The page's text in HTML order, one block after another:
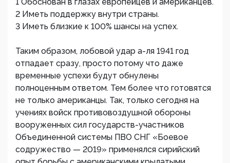
2 Иметь поддержку внутри страны.
3 Иметь близкие к 100% шансы на успех.
Таким образом, лобовой удар а-ля 1941 год
отпадает сразу, просто потому что даже
временные успехи будут обнулены
полноценным ответом. Тем более что готовятся
не только американцы. Так, только сегодня на
учениях войск противовоздушной обороны
вооруженных сил государств-участников
Объединенной системы ПВО СНГ «Боевое
содружество — 2019» применялся сирийский